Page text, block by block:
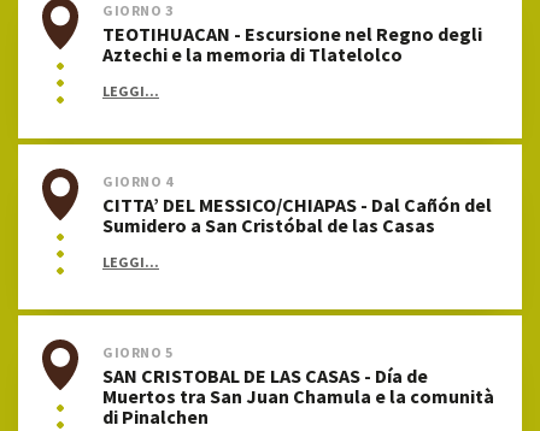
GIORNO 3
TEOTIHUACAN - Escursione nel Regno degli
Aztechi e la memoria di Tlatelolco
LEGGI...
GIORNO 4
CITTA’ DEL MESSICO/CHIAPAS - Dal Cañón del
Sumidero a San Cristóbal de las Casas
LEGGI...
GIORNO 5
SAN CRISTOBAL DE LAS CASAS - Día de
Muertos tra San Juan Chamula e la comunità
di Pinalchen